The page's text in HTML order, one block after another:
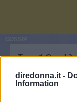
diredonna.it -
Information
Le 10
Oasis,